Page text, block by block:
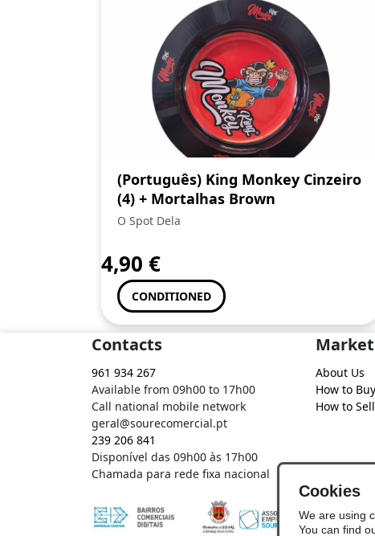
(Português) King Monkey Cinzeiro
(4) + Mortalhas Brown
O Spot Dela
4,90 €
CONDITIONED
Contacts
961 934 267
Available from 09h00 to 17h00
Call national mobile network
geral@sourecomercial.pt
239 206 841
Disponível das 09h00 às 17h00
Chamada para rede fixa nacional
About Us
How to Buy
How to Sell
Cookies
We are using
You can find